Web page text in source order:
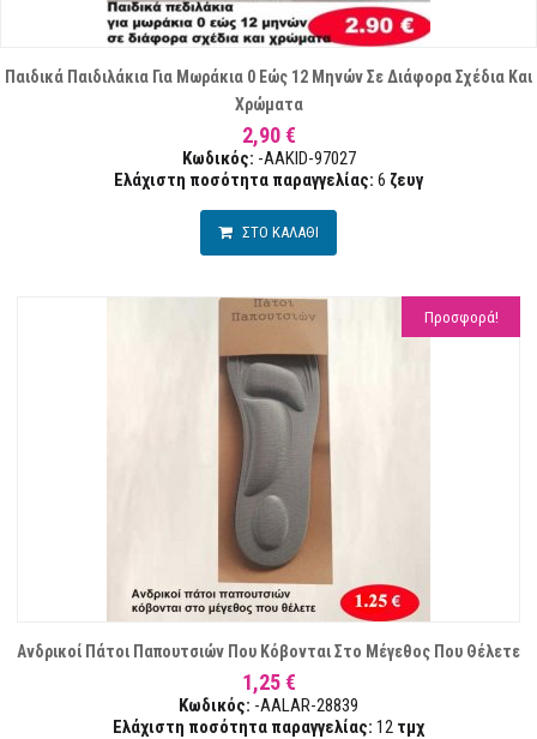
Παιδικά Παιδιλάκια Για Μωράκια 0 Εώς 12 Μηνών Σε Διάφορα Σχέδια Και
Χρώματα
2,90 €
Κωδικός: -AAKID-97027
Ελάχιστη ποσότητα παραγγελίας: 6 ζευγ
ΣΤΟ ΚΑΛΑΘΙ
Προσφορά!
Ανδρικοί Πάτοι Παπουτσιών Που Κόβονται Στο Μέγεθος Που Θέλετε
1,25 €
Κωδικός: -AALAR-28839
Ελάχιστη ποσότητα παραγγελίας: 12 τμχ